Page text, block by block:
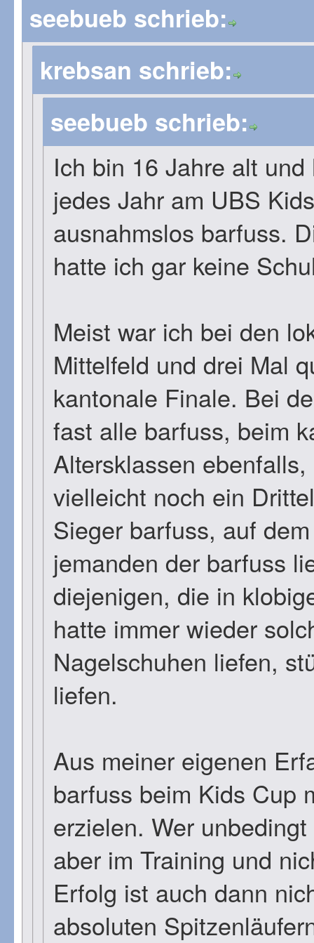
seebueb schrieb:
krebsan schrieb:
seebueb schrieb:
Ich bin 16 Jahre alt
jedes Jahr am UBS
ausnahmslos barfuss.
hatte ich gar keine
Meist war ich bei den
Mittelfeld und drei Mal
kantonale Finale. Bei
fast alle barfuss, beim
Altersklassen
vielleicht noch ein
Sieger barfuss, auf
jemanden der barfuss
diejenigen, die in
hatte immer wieder
Nagelschuhen liefen,
liefen.
Aus meiner eigenen
barfuss beim Kids Cup
erzielen. Wer
aber im Training und
Erfolg ist auch dann
absoluten